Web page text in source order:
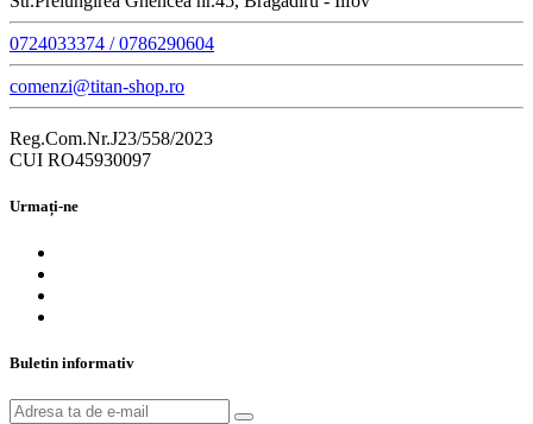
0724033374 / 0786290604
comenzi@titan-shop.ro
Reg.Com.Nr.J23/558/2023
CUI RO45930097
Urmați-ne
Buletin informativ